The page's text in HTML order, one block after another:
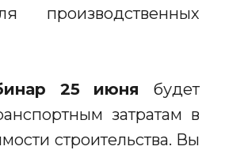
производственных
25 июня будет
затратам в
строительства. Вы